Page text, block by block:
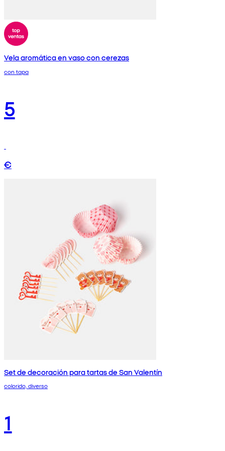
Vela aromática en vaso con cerezas
con tapa
5
€
Set de decoración para tartas de San Valentín
colorido, diverso
1